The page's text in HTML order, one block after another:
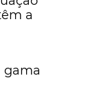
a
gama